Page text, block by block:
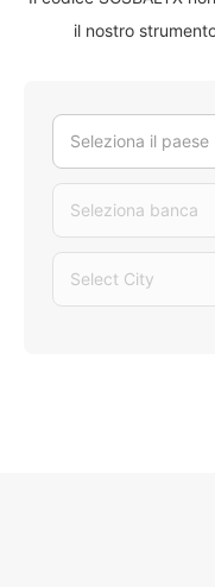
il nostro
Seleziona il paese
Seleziona banca
Select City